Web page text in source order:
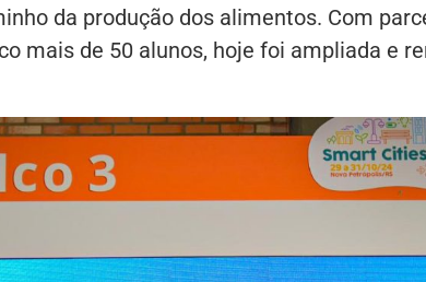
da produção dos alimentos. Com
mais de 50 alunos, hoje foi ampliada e